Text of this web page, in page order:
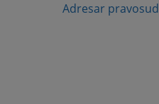
Adresar